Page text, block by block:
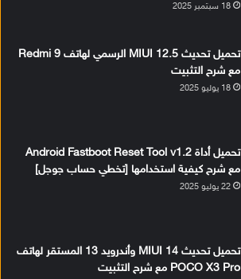
18 سبتمبر 2025
تحميل تحديث MIUI 12.5 الرسمي لهاتف Redmi 9
مع شرح التثبيت
18 يوليو 2025
تحميل أداة Android Fastboot Reset Tool v1.2
مع شرح كيفية استخدامها [تخطي حساب جوجل]
22 يوليو 2025
تحميل تحديث MIUI 14 وأندرويد 13 المستقر لهاتف
POCO X3 Pro مع شرح التثبيت